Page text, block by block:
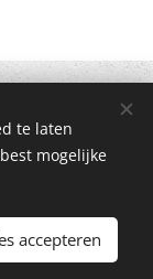
Cookies
te laten
mogelijke
accepteren